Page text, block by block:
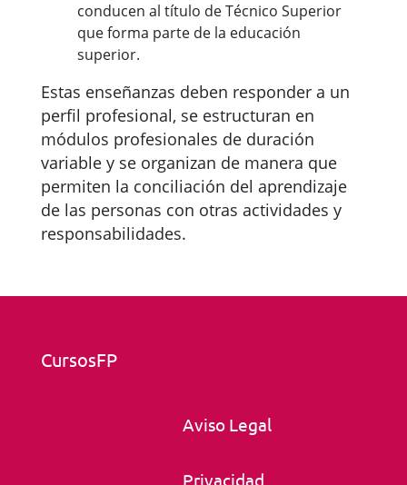
conducen al título de Técnico Superior
que forma parte de la educación
superior.
Estas enseñanzas deben responder a un
perfil profesional, se estructuran en
módulos profesionales de duración
variable y se organizan de manera que
permiten la conciliación del aprendizaje
de las personas con otras actividades y
responsabilidades.
CursosFP
Aviso Legal
Privacidad